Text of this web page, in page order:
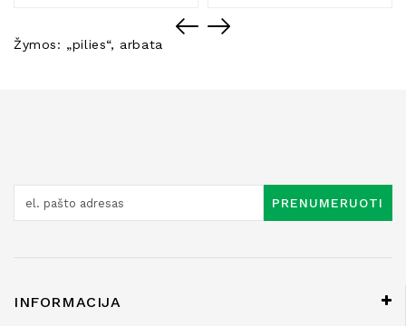
Žymos: „pilies“, arbata
PRENUMERUOTI
INFORMACIJA